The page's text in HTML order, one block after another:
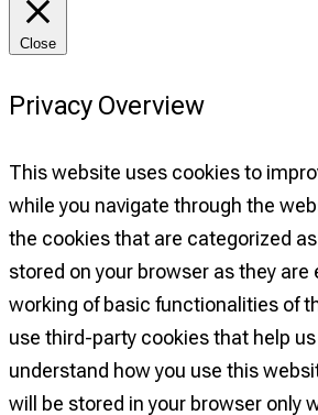
Close
Privacy Overview
This website uses cookies to
while you navigate through the
the cookies that are categorized
stored on your browser as they are
working of basic functionalities of
use third-party cookies that help
understand how you use this
will be stored in your browser only